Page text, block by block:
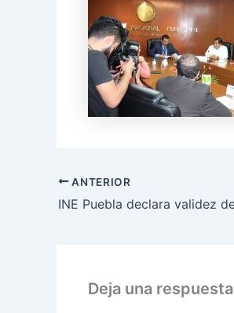
ANTERIOR
Deja una respuesta